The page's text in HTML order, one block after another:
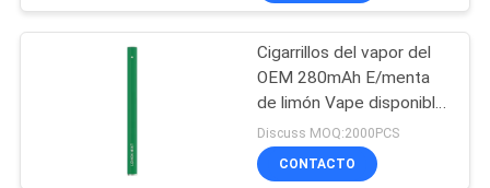
NOSOTROS
Pluma disponible de
34
Cigarrillos del vapor del
OEM 280mAh E/menta
de limón Vape disponible
3.0Ω 1.3ml
Discuss MOQ:2000PCS
CONTACTO